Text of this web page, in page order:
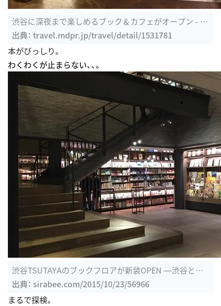
渋谷に深夜まで楽しめるブック＆カフェがオープン - 女
子旅プレス
出典： travel.mdpr.jp/travel/detail/1531781
本がびっしり。
わくわくが止まらない、、。
渋谷TSUTAYAのブックフロアが新装OPEN ―渋谷とは
異世界なオシャレ空間 ...
出典： sirabee.com/2015/10/23/56966
まるで探検。